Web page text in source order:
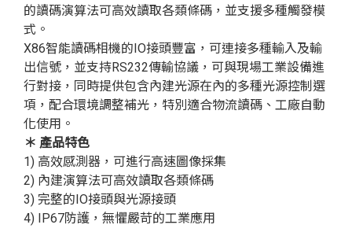
的讀碼演算法可高效讀取各類條碼，並支援多種觸發模
式。
X86智能讀碼相機的IO接頭豐富，可連接多種輸入及輸
出信號，並支持RS232傳輸協議，可與現場工業設備進
行對接，同時提供包含內建光源在內的多種光源控制選
項，配合環境調整補光，特別適合物流讀碼、工廠自動
化使用。
＊ 產品特色
1) 高效感測器，可進行高速圖像採集
2) 內建演算法可高效讀取各類條碼
3) 完整的IO接頭與光源接頭
4) IP67防護，無懼嚴苛的工業應用